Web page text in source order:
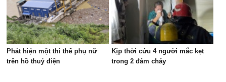
Phát hiện một thi thể phụ nữ
trên hồ thuỷ điện
Kịp thời cứu 4 người mắc kẹt
trong 2 đám cháy